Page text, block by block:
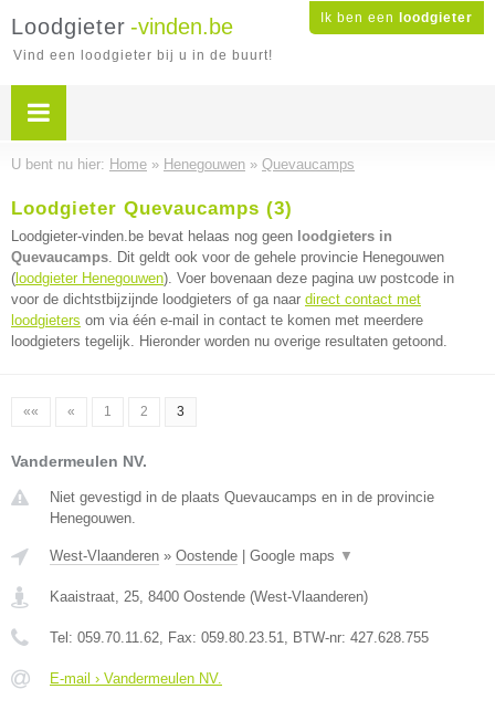
Ik ben een loodgieter
Loodgieter -vinden.be
Vind een loodgieter bij u in de buurt!
U bent nu hier: Home » Henegouwen » Quevaucamps
Loodgieter Quevaucamps (3)
Loodgieter-vinden.be bevat helaas nog geen loodgieters in
Quevaucamps. Dit geldt ook voor de gehele provincie Henegouwen
( loodgieter Henegouwen). Voer bovenaan deze pagina uw postcode in
voor de dichtstbijzijnde loodgieters of ga naar direct contact met
loodgieters om via één e-mail in contact te komen met meerdere
loodgieters tegelijk. Hieronder worden nu overige resultaten getoond.
«« « 1 2 3
Vandermeulen NV.
Niet gevestigd in de plaats Quevaucamps en in de provincie
Henegouwen.
West-Vlaanderen » Oostende Google maps ▼
Kaaistraat, 25, 8400 Oostende (West-Vlaanderen)
Tel: 059.70.11.62, Fax: 059.80.23.51, BTW-nr: 427.628.755
E-mail › Vandermeulen NV.